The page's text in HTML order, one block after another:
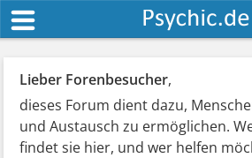
Lieber Forenbesucher,
dieses Forum dient dazu,
und Austausch zu ermöglichen.
findet sie hier, und wer helfen